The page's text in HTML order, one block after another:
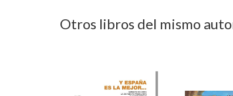
Ignacio, Varios Autores,
Otros libros del mismo